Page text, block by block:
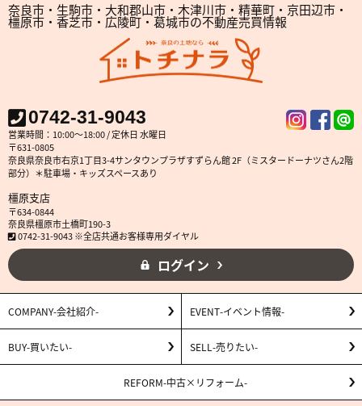
奈良市・生駒市・大和郡山市・木津川市・精華町・京田辺市・
橿原市・香芝市・広陵町・葛城市の不動産売買情報
0742-31-9043
営業時間：10:00～18:00 / 定休日 水曜日
〒631-0805
奈良県奈良市右京1丁目3-4サンタウンプラザすずらん館 2F（ミスタードーナツさん2階
部分）＊駐車場・キッズスペースあり
橿原支店
〒634-0844
奈良県橿原市土橋町190-3
0742-31-9043 ※全店共通お客様専用ダイヤル
ログイン
COMPANY 会社紹介 EVENT イベント情報
BUY 買いたい SELL 売りたい
REFORM 中古×リフォーム